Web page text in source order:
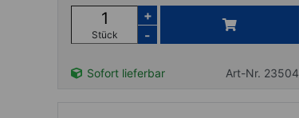
Stück
+
-
Sofort lieferbar Art-Nr. 23504